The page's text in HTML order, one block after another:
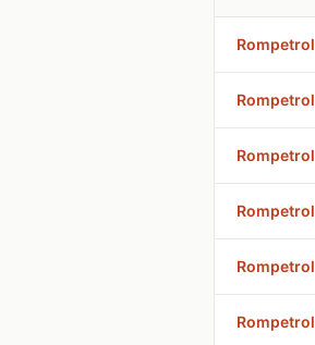
Rompetrol
Rompetrol
Rompetrol
Rompetrol
Rompetrol
Rompetrol